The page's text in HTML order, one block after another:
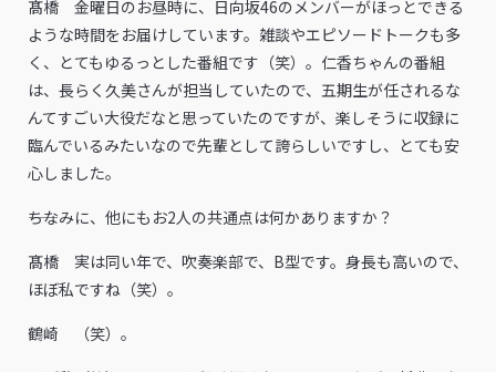
髙橋 金曜日のお昼時に、日向坂46のメンバーがほっとできる
ような時間をお届けしています。雑談やエピソードトークも多
く、とてもゆるっとした番組です（笑）。仁香ちゃんの番組
は、長らく久美さんが担当していたので、五期生が任されるな
んてすごい大役だなと思っていたのですが、楽しそうに収録に
臨んでいるみたいなので先輩として誇らしいですし、とても安
心しました。
――ちなみに、他にもお2人の共通点は何かありますか？
髙橋 実は同い年で、吹奏楽部で、B型です。身長も高いので、
ほぼ私ですね（笑）。
鶴崎 （笑）。